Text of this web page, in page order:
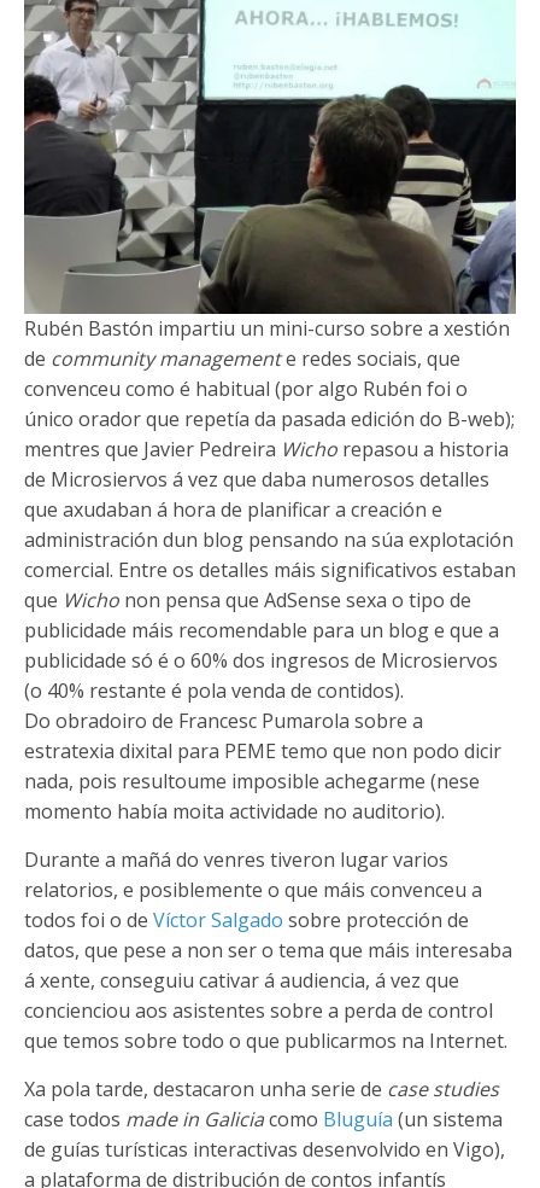
Rubén Bastón impartiu un mini-curso sobre a xestión
de community managemente redes sociais, que
convenceu como é habitual (por algo Rubén foi o
único orador que repetía da pasada edición do B-web);
mentres que Javier Pedreira Wicho repasou a historia
de Microsiervos á vez que daba numerosos detalles
que axudaban á hora de planificar a creación e
administración dun blog pensando na súa explotación
comercial. Entre os detalles máis significativos estaban
que Wicho non pensa que AdSense sexa o tipo de
publicidade máis recomendable para un blog e que a
publicidade só é o 60% dos ingresos de Microsiervos
(o 40% restante é pola venda de contidos).
Do obradoiro de Francesc Pumarola sobre a
estratexia dixital para PEME temo que non podo dicir
nada, pois resultoume imposible achegarme (nese
momento había moita actividade no auditorio).
Durante a mañá do venres tiveron lugar varios
relatorios, e posiblemente o que máis convenceu a
todos foi o de Víctor Salgado sobre protección de
datos, que pese a non ser o tema que máis interesaba
á xente, conseguiu cativar á audiencia, á vez que
concienciou aos asistentes sobre a perda de control
que temos sobre todo o que publicarmos na Internet.
Xa pola tarde, destacaron unha serie de case studies
case todos made in Galiciacomo Bluguía (un sistema
de guías turísticas interactivas desenvolvido en Vigo),
a plataforma de distribución de contos infantís